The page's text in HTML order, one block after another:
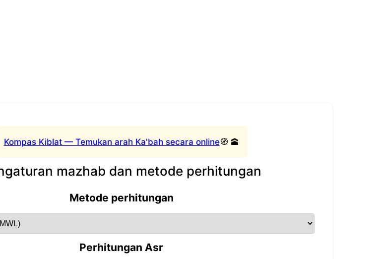
Kompas Kiblat — Temukan arah Ka'bah secara online🧭 🕋
mazhab dan metode perhitungan
Metode perhitungan
Perhitungan Asr